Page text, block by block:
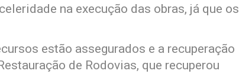
na execução das obras, já que os
estão assegurados e a recuperação
de Rodovias, que recuperou